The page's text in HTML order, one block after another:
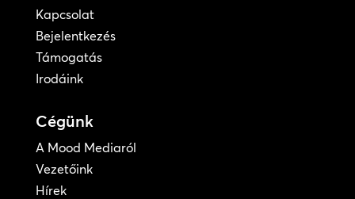
Kapcsolat
Bejelentkezés
Támogatás
Irodáink
Cégünk
A Mood Mediaról
Vezetőink
Hírek